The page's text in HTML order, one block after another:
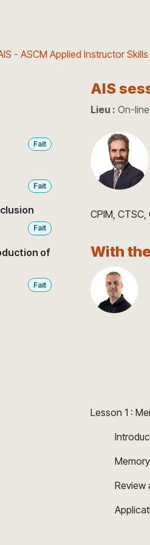
- ASCM Applied Instructor
Fait
Fait
Fait
of
Fait
AIS
Lieu : On-line
CPIM, CTSC,
With
Lesson 1 :
​Review